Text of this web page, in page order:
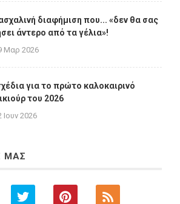
διαφήμιση που... «δεν θα σας
άντερο από τα γέλια»!
Μαρ 2026
για το πρώτο καλοκαιρινό
του 2026
Ιουν 2026
ΜΑΣ